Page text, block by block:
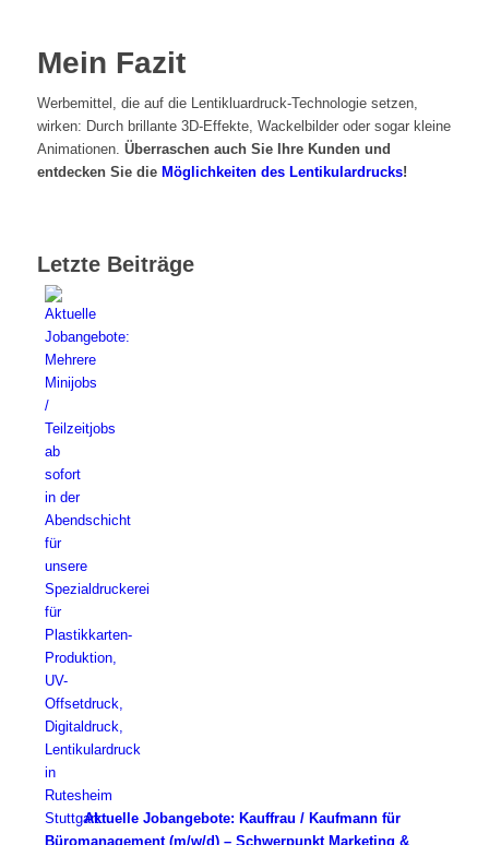
Mein Fazit
Werbemittel, die auf die Lentikluardruck-Technologie setzen,
wirken: Durch brillante 3D-Effekte, Wackelbilder oder sogar kleine
Animationen. Überraschen auch Sie Ihre Kunden und
entdecken Sie die Möglichkeiten des Lentikulardrucks!
Letzte Beiträge
Aktuelle Jobangebote: Kauffrau / Kaufmann für
Büromanagement (m/w/d) – Schwerpunkt Marketing &